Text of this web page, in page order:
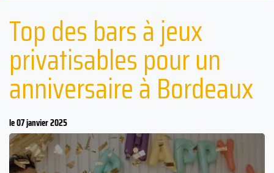
Top des bars à jeux
privatisables pour un
anniversaire à Bordeaux
le 07 janvier 2025